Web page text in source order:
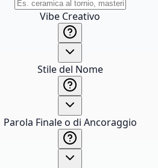
Vibe Creativo
Stile del Nome
Parola Finale o di Ancoraggio